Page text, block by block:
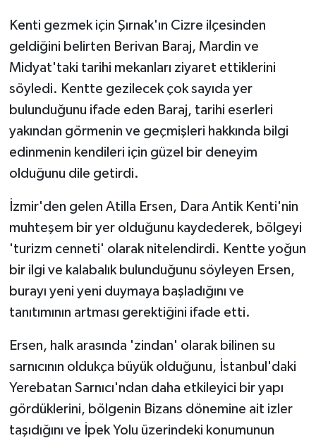
Kenti gezmek için Şırnak'ın Cizre ilçesinden
geldiğini belirten Berivan Baraj, Mardin ve
Midyat'taki tarihi mekanları ziyaret ettiklerini
söyledi. Kentte gezilecek çok sayıda yer
bulunduğunu ifade eden Baraj, tarihi eserleri
yakından görmenin ve geçmişleri hakkında bilgi
edinmenin kendileri için güzel bir deneyim
olduğunu dile getirdi.
İzmir'den gelen Atilla Ersen, Dara Antik Kenti'nin
muhteşem bir yer olduğunu kaydederek, bölgeyi
'turizm cenneti' olarak nitelendirdi. Kentte yoğun
bir ilgi ve kalabalık bulunduğunu söyleyen Ersen,
burayı yeni yeni duymaya başladığını ve
tanıtımının artması gerektiğini ifade etti.
Ersen, halk arasında 'zindan' olarak bilinen su
sarnıcının oldukça büyük olduğunu, İstanbul'daki
Yerebatan Sarnıcı'ndan daha etkileyici bir yapı
gördüklerini, bölgenin Bizans dönemine ait izler
taşıdığını ve İpek Yolu üzerindeki konumunun
Jandarma
Kadın
KÜLTÜR SANAT
MAGAZİN
Otomobil
POLİTİKA
SİYASET
SPOR HABERLERİ
TEKNOLOJİ
Turizm
ÜLKE GÜNDEMİ